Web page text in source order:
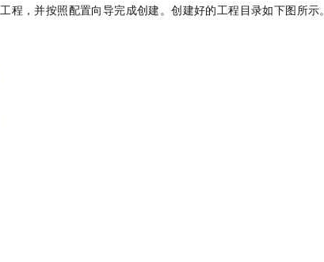
工程，并按照配置向导完成创建。创建好的工程目录如下图所示。